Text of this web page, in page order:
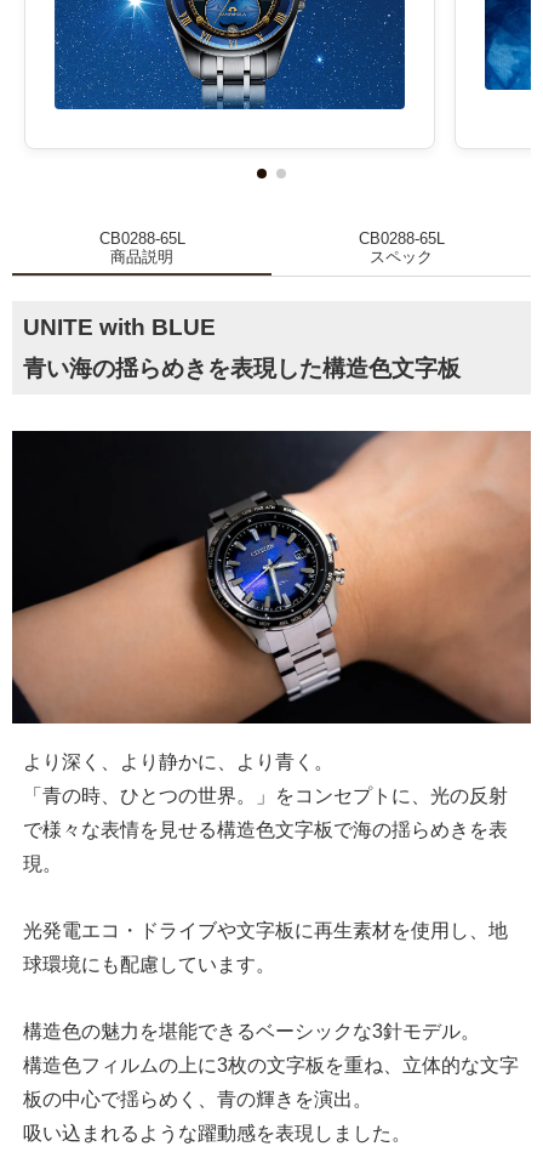
CB0288-65L
商品説明
CB0288-65L
スペック
UNITE with BLUE
青い海の揺らめきを表現した構造色文字板
より深く、より静かに、より青く。
「青の時、ひとつの世界。」をコンセプトに、光の反射
で様々な表情を見せる構造色文字板で海の揺らめきを表
現。
光発電エコ・ドライブや文字板に再生素材を使用し、地
球環境にも配慮しています。
構造色の魅力を堪能できるベーシックな3針モデル。
構造色フィルムの上に3枚の文字板を重ね、立体的な文字
板の中心で揺らめく、青の輝きを演出。
吸い込まれるような躍動感を表現しました。